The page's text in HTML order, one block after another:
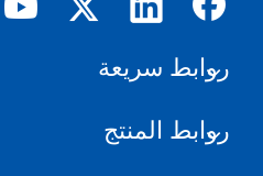
روابط سريعة
روابط المنتج